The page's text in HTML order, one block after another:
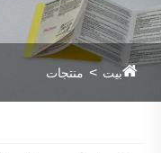
بيت منتجات